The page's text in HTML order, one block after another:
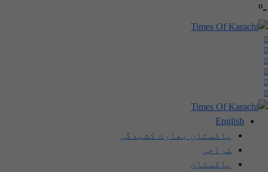
-º
English
پاکستان بھارت کشیدگی
کراچی
پاکستان